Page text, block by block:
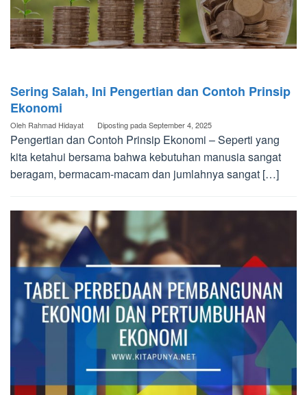
Sering Salah, Ini Pengertian dan Contoh Prinsip
Ekonomi
Oleh Rahmad Hidayat Diposting padaSeptember 4, 2025
Pengertian dan Contoh Prinsip Ekonomi – Seperti yang
kita ketahui bersama bahwa kebutuhan manusia sangat
beragam, bermacam-macam dan jumlahnya sangat […]